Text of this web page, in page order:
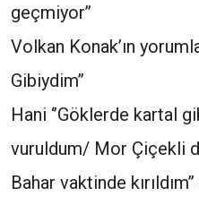
geçmiyor’’
Volkan Konak’ın
Gibiydim’’
Hani ‘’Göklerde kartal
vuruldum/ Mor Çiçekli
Bahar vaktinde